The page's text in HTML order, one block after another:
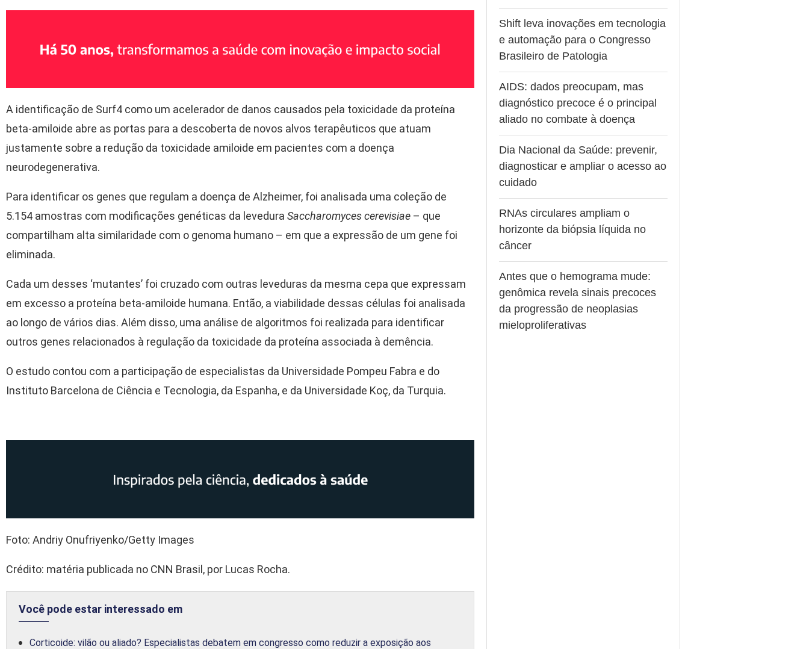
A identificação de Surf4 como um acelerador de danos causados ​​pela toxicidade da proteína
beta-amiloide abre as portas para a descoberta de novos alvos terapêuticos que atuam
justamente sobre a redução da toxicidade amiloide em pacientes com a doença
neurodegenerativa.
Para identificar os genes que regulam a doença de Alzheimer, foi analisada uma coleção de
5.154 amostras com modificações genéticas da levedura Saccharomyces cerevisiae – que
compartilham alta similaridade com o genoma humano – em que a expressão de um gene foi
eliminada.
Cada um desses ‘mutantes’ foi cruzado com outras leveduras da mesma cepa que expressam
em excesso a proteína beta-amiloide humana. Então, a viabilidade dessas células foi analisada
ao longo de vários dias. Além disso, uma análise de algoritmos foi realizada para identificar
outros genes relacionados à regulação da toxicidade da proteína associada à demência.
O estudo contou com a participação de especialistas da Universidade Pompeu Fabra e do
Instituto Barcelona de Ciência e Tecnologia, da Espanha, e da Universidade Koç, da Turquia.
Foto: Andriy Onufriyenko/Getty Images
Crédito: matéria publicada no CNN Brasil, por Lucas Rocha.
Você pode estar interessado em
Corticoide: vilão ou aliado? Especialistas debatem em congresso como reduzir a exposição aos
Shift leva inovações em tecnologia
e automação para o Congresso
Brasileiro de Patologia
AIDS: dados preocupam, mas
diagnóstico precoce é o principal
aliado no combate à doença
Dia Nacional da Saúde: prevenir,
diagnosticar e ampliar o acesso ao
cuidado
RNAs circulares ampliam o
horizonte da biópsia líquida no
câncer
Antes que o hemograma mude:
genômica revela sinais precoces
da progressão de neoplasias
mieloproliferativas